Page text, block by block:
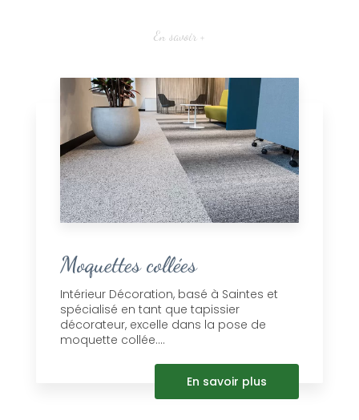
En savoir +
Moquettes collées
Intérieur Décoration, basé à Saintes et
spécialisé en tant que tapissier
décorateur, excelle dans la pose de
moquette collée....
En savoir plus